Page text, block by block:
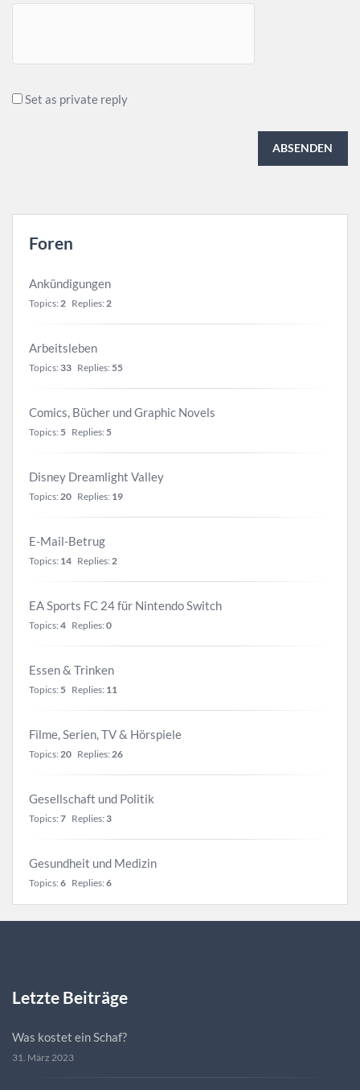
Set as private reply
ABSENDEN
Foren
Ankündigungen
Topics: 2 Replies: 2
Arbeitsleben
Topics: 33 Replies: 55
Comics, Bücher und Graphic Novels
Topics: 5 Replies: 5
Disney Dreamlight Valley
Topics: 20 Replies: 19
E-Mail-Betrug
Topics: 14 Replies: 2
EA Sports FC 24 für Nintendo Switch
Topics: 4 Replies: 0
Essen & Trinken
Topics: 5 Replies: 11
Filme, Serien, TV & Hörspiele
Topics: 20 Replies: 26
Gesellschaft und Politik
Topics: 7 Replies: 3
Gesundheit und Medizin
Topics: 6 Replies: 6
Letzte Beiträge
Was kostet ein Schaf?
31. März 2023